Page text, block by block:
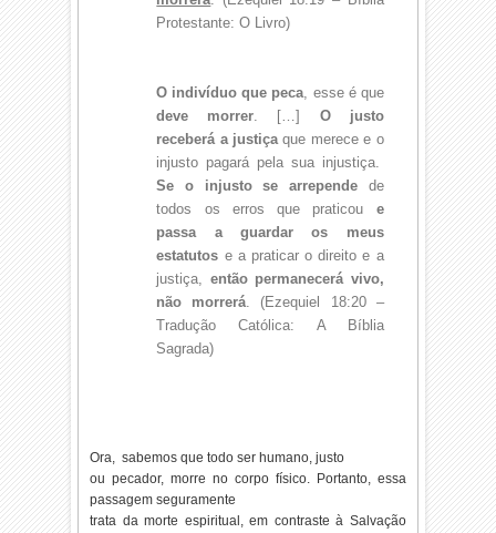
Protestante: O Livro)
O indivíduo que peca, esse é que
deve morrer. […] O justo
receberá a justiçaque merece e o
injusto pagará pela sua injustiça.
Se o injusto se arrependede
todos os erros que praticou e
passa a guardar os meus
estatutos e a praticar o direito e a
justiça, então permanecerá vivo,
não morrerá. (Ezequiel 18:20 –
Tradução Católica: A Bíblia
Sagrada)
Ora, sabemos que todo ser humano, justo
ou pecador, morre no corpo físico. Portanto, essa
passagem seguramente
trata da morte espiritual, em contraste à Salvação